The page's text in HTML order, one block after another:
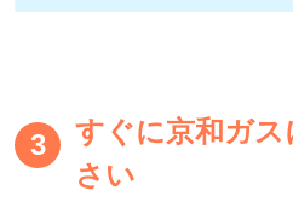
3
すぐに京和ガ
さい